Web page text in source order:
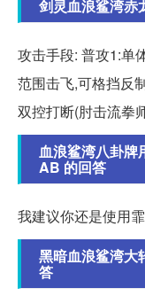
剑灵血浪鲨湾赤
攻击手段: 普攻1:单
范围击飞,可格挡反
双控打断(肘击流拳
血浪鲨湾八卦牌
AB 的回答
我建议你还是使用
黑暗血浪鲨湾大
答